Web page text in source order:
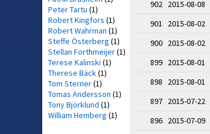
Peter Tartu (1)
Robert Kingfors (1)
Robert Wahrman (1)
Steffe Österberg (1)
Stellan Forthmeijer(1)
Terese Kalinski (1)
Therese Bäck(1)
Tom Sterner(1)
Tomas Andersson (1)
Tony Björklund (1)
William Hemberg (1)
902 2015-08-08
901 2015-08-02
900 2015-08-02
899 2015-08-01
898 2015-08-01
897 2015-07-22
896 2015-07-09